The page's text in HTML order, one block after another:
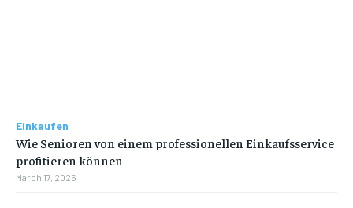
Einkaufen
Wie Senioren von einem professionellen Einkaufsservice
profitieren können
March 17, 2026